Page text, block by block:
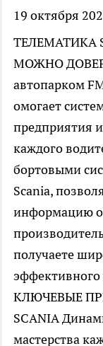
19 октября
ТЕЛЕМАТИКА
МОЖНО
автопарком
омогает
предприятия
каждого
бортовыми
Scania,
информацию
получаете
КЛЮЧЕВЫЕ
SCANIA
мастерства